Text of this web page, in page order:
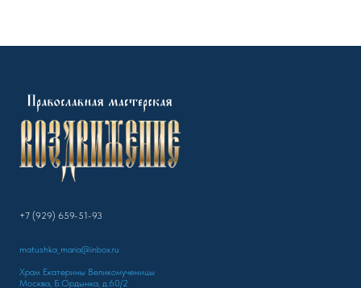
+7 (929) 659-51-93
matushka_maria@inbox.ru
Храм Екатерины Великомученицы
Москва, Б.Ордынка, д.60/2